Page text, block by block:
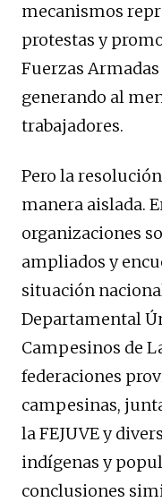
mecanismos
protestas y
Fuerzas
generando al
trabajadores.
Pero la
manera aislada.
organizaciones
ampliados y
situación
Departamental
Campesinos de
federaciones
campesinas,
la FEJUVE y
indígenas y
conclusiones